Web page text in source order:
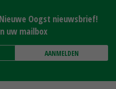
Oogst nieuwsbrief!
uw mailbox
AANMELDEN